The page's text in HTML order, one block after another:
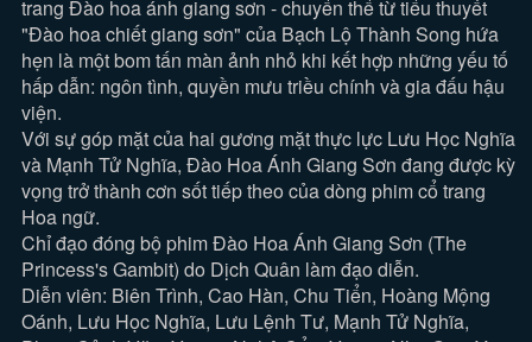
trang Đào hoa ánh giang sơn - chuyển thể từ tiểu thuyết
"Đào hoa chiết giang sơn" của Bạch Lộ Thành Song hứa
hẹn là một bom tấn màn ảnh nhỏ khi kết hợp những yếu tố
hấp dẫn: ngôn tình, quyền mưu triều chính và gia đấu hậu
viện.
Với sự góp mặt của hai gương mặt thực lực Lưu Học Nghĩa
và Mạnh Tử Nghĩa, Đào Hoa Ánh Giang Sơn đang được kỳ
vọng trở thành cơn sốt tiếp theo của dòng phim cổ trang
Hoa ngữ.
Chỉ đạo đóng bộ phim Đào Hoa Ánh Giang Sơn (The
Princess's Gambit) do Dịch Quân làm đạo diễn.
Diễn viên: Biên Trình, Cao Hàn, Chu Tiển, Hoàng Mộng
Oánh, Lưu Học Nghĩa, Lưu Lệnh Tư, Mạnh Tử Nghĩa,